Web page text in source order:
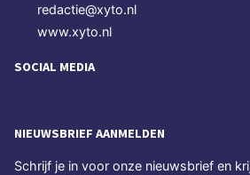
redactie@xyto.nl
www.xyto.nl
SOCIAL MEDIA
NIEUWSBRIEF AANMELDEN
Schrijf je in voor onze nieuwsbrief en